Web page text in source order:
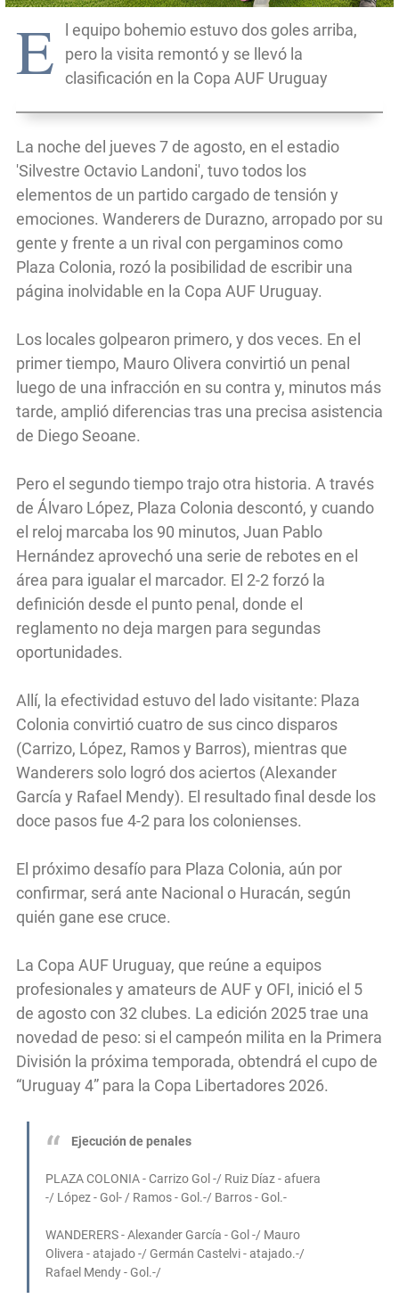
E
l equipo bohemio estuvo dos goles arriba,
pero la visita remontó y se llevó la
clasificación en la Copa AUF Uruguay
La noche del jueves 7 de agosto, en el estadio
'Silvestre Octavio Landoni', tuvo todos los
elementos de un partido cargado de tensión y
emociones. Wanderers de Durazno, arropado por su
gente y frente a un rival con pergaminos como
Plaza Colonia, rozó la posibilidad de escribir una
página inolvidable en la Copa AUF Uruguay.
Los locales golpearon primero, y dos veces. En el
primer tiempo, Mauro Olivera convirtió un penal
luego de una infracción en su contra y, minutos más
tarde, amplió diferencias tras una precisa asistencia
de Diego Seoane.
Pero el segundo tiempo trajo otra historia. A través
de Álvaro López, Plaza Colonia descontó, y cuando
el reloj marcaba los 90 minutos, Juan Pablo
Hernández aprovechó una serie de rebotes en el
área para igualar el marcador. El 2-2 forzó la
definición desde el punto penal, donde el
reglamento no deja margen para segundas
oportunidades.
Allí, la efectividad estuvo del lado visitante: Plaza
Colonia convirtió cuatro de sus cinco disparos
(Carrizo, López, Ramos y Barros), mientras que
Wanderers solo logró dos aciertos (Alexander
García y Rafael Mendy). El resultado final desde los
doce pasos fue 4-2 para los colonienses.
El próximo desafío para Plaza Colonia, aún por
confirmar, será ante Nacional o Huracán, según
quién gane ese cruce.
La Copa AUF Uruguay, que reúne a equipos
profesionales y amateurs de AUF y OFI, inició el 5
de agosto con 32 clubes. La edición 2025 trae una
novedad de peso: si el campeón milita en la Primera
División la próxima temporada, obtendrá el cupo de
“Uruguay 4” para la Copa Libertadores 2026.
Ejecución de penales
PLAZA COLONIA - Carrizo Gol -/ Ruiz Díaz - afuera
-/ López - Gol- / Ramos - Gol.-/ Barros - Gol.-
WANDERERS - Alexander García - Gol -/ Mauro
Olivera - atajado -/ Germán Castelvi - atajado.-/
Rafael Mendy - Gol.-/